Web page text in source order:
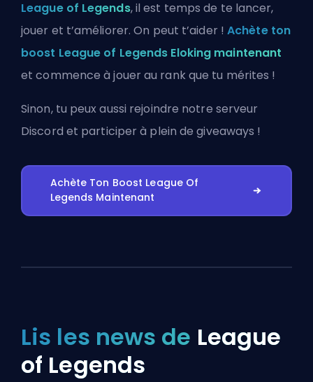
League of Legends, il est temps de te lancer,
jouer et t’améliorer. On peut t’aider !Achète ton
boost League of Legends Eloking maintenant
et commence à jouer au rank que tu mérites !
Sinon, tu peux aussi rejoindre notre serveur
Discord et participer à plein de giveaways !
Achète Ton Boost League Of
Legends Maintenant
Lis les news de League
of Legends